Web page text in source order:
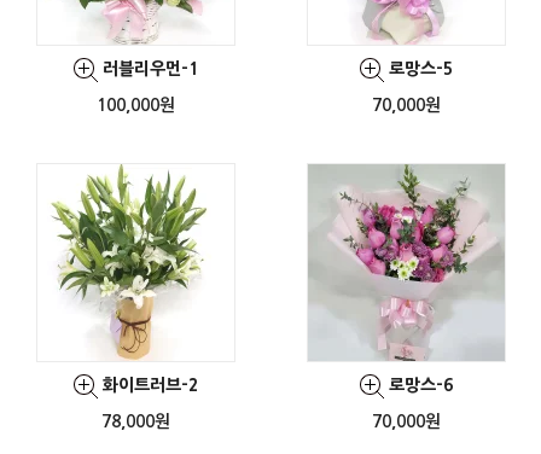
러블리우먼-1
100,000원
로망스-5
70,000원
화이트러브-2
78,000원
로망스-6
70,000원